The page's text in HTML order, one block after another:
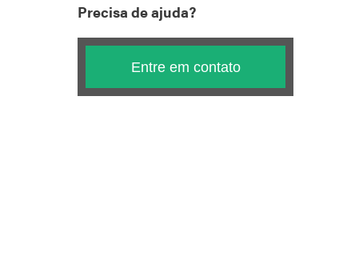
Precisa de ajuda?
Entre em contato